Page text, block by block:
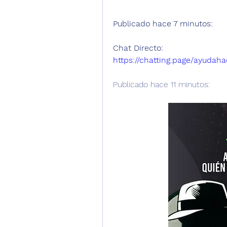
Publicado hace 7 minutos:
Chat Directo:
https://chatting.page/
Publicado hace 11 minutos: